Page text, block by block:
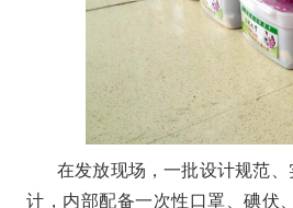
在发放现场，一批设计规范
计，内部配备一次性口罩、碘伏